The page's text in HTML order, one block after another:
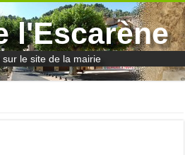
l'Escarène
sur le site de la mairie